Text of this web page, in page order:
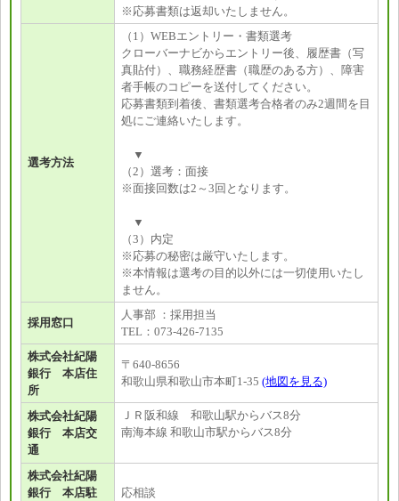
※応募書類は返却いたしません。
選考方法
（1）WEBエントリー・書類選考
クローバーナビからエントリー後、履歴書（写
真貼付）、職務経歴書（職歴のある方）、障害
者手帳のコピーを送付してください。
応募書類到着後、書類選考合格者のみ2週間を目
処にご連絡いたします。
▼
（2）選考：面接
※面接回数は2～3回となります。
▼
（3）内定
※応募の秘密は厳守いたします。
※本情報は選考の目的以外には一切使用いたし
ません。
採用窓口
人事部 ：採用担当
TEL：073-426-7135
株式会社紀陽
銀行 本店住
所
〒640-8656
和歌山県和歌山市本町1-35 (地図を見る)
株式会社紀陽
銀行 本店交
通
ＪＲ阪和線 和歌山駅からバス8分
南海本線 和歌山市駅からバス8分
株式会社紀陽
銀行 本店駐
応相談